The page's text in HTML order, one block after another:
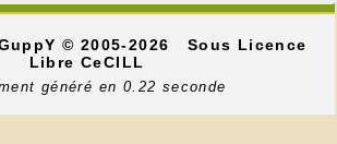
© 2005-2026
Sous Licence
Libre CeCILL
généré en 0.22 seconde